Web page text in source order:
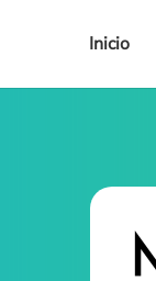
Inicio